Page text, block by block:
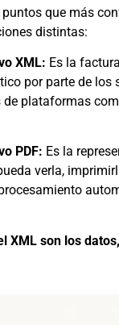
puntos que más
distintas:
XML: Es la
por parte de los
de plataformas
PDF: Es la
verla,
XML son los